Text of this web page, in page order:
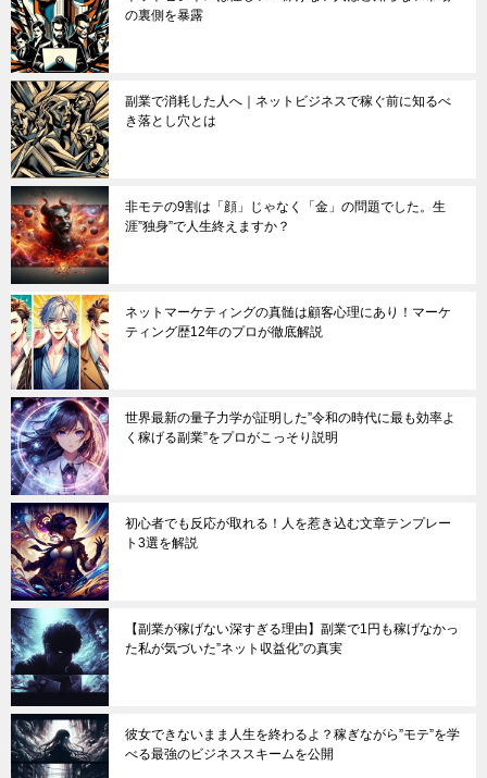
の裏側を暴露
副業で消耗した人へ｜ネットビジネスで稼ぐ前に知るべ
き落とし穴とは
非モテの9割は「顔」じゃなく「金」の問題でした。生
涯”独身”で人生終えますか？
ネットマーケティングの真髄は顧客心理にあり！マーケ
ティング歴12年のプロが徹底解説
世界最新の量子力学が証明した”令和の時代に最も効率よ
く稼げる副業”をプロがこっそり説明
初心者でも反応が取れる！人を惹き込む文章テンプレー
ト3選を解説
【副業が稼げない深すぎる理由】副業で1円も稼げなかっ
た私が気づいた”ネット収益化”の真実
彼女できないまま人生を終わるよ？稼ぎながら”モテ”を学
べる最強のビジネススキームを公開